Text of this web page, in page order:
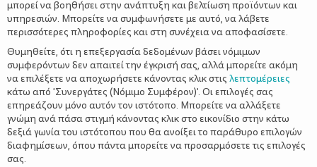
Είναι αριστερόχειρας ή δεξιόχειρας; Σε
ποια ηλικία μπορούμε να ξέρουμε;
μπορεί να βοηθήσει στην ανάπτυξη και βελτίωση προϊόντων και
υπηρεσιών. Μπορείτε να συμφωνήσετε με αυτό, να λάβετε
περισσότερες πληροφορίες και στη συνέχεια να αποφασίσετε.
Θυμηθείτε, ότι η επεξεργασία δεδομένων βάσει νόμιμων
συμφερόντων δεν απαιτεί την έγκρισή σας, αλλά μπορείτε ακόμη
να επιλέξετε να αποχωρήσετε κάνοντας κλικ στις λεπτομέρειες
κάτω από 'Συνεργάτες (Νόμιμο Συμφέρον)'. Οι επιλογές σας
επηρεάζουν μόνο αυτόν τον ιστότοπο. Μπορείτε να αλλάξετε
γνώμη ανά πάσα στιγμή κάνοντας κλικ στο εικονίδιο στην κάτω
δεξιά γωνία του ιστότοπου που θα ανοίξει το παράθυρο επιλογών
διαφημίσεων, όπου πάντα μπορείτε να προσαρμόσετε τις επιλογές
σας.